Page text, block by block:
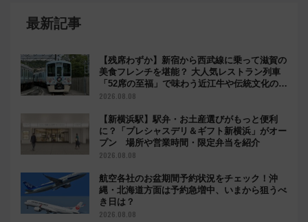
最新記事
【残席わずか】新宿から西武線に乗って滋賀の
美食フレンチを堪能？ 大人気レストラン列車
「52席の至福」で味わう近江牛や伝統文化の特
別コラボ
2026.08.08
【新横浜駅】駅弁・お土産選びがもっと便利
に？「プレシャスデリ＆ギフト新横浜」がオー
プン 場所や営業時間・限定弁当を紹介
2026.08.08
航空各社のお盆期間予約状況をチェック！沖
縄・北海道方面は予約急増中、いまから狙うべ
き日は？
2026.08.08